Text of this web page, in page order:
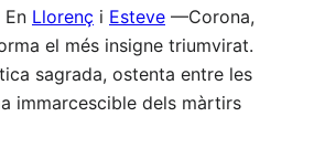
Llorenç i Esteve —Corona,
el més insigne triumvirat.
sagrada, ostenta entre les
immarcescible dels màrtirs